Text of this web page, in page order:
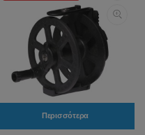
Περισσότερα